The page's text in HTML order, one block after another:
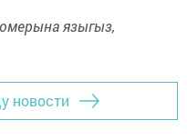
языгыз,
новости